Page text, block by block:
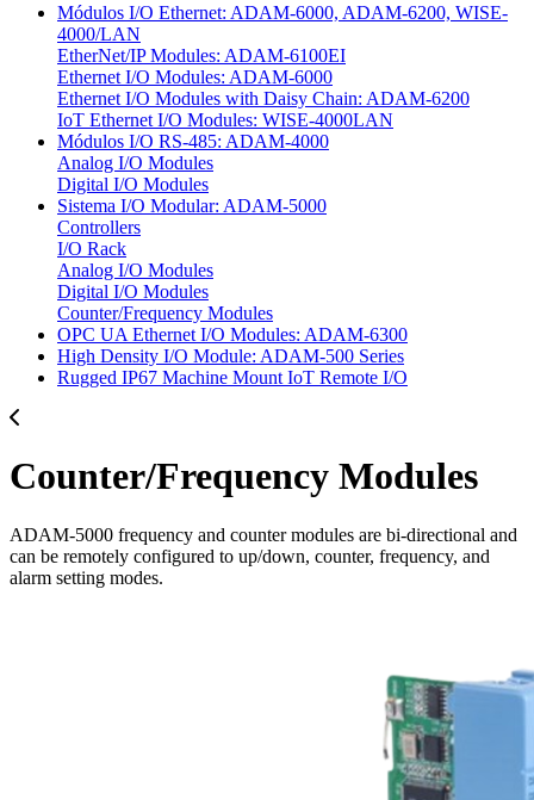
Módulos I/O Ethernet: ADAM-6000, ADAM-6200, WISE-
4000/LAN
EtherNet/IP Modules: ADAM-6100EI
Ethernet I/O Modules: ADAM-6000
Ethernet I/O Modules with Daisy Chain: ADAM-6200
IoT Ethernet I/O Modules: WISE-4000LAN
Módulos I/O RS-485: ADAM-4000
Analog I/O Modules
Digital I/O Modules
Sistema I/O Modular: ADAM-5000
Controllers
I/O Rack
Analog I/O Modules
Digital I/O Modules
Counter/Frequency Modules
OPC UA Ethernet I/O Modules: ADAM-6300
High Density I/O Module: ADAM-500 Series
Rugged IP67 Machine Mount IoT Remote I/O
Counter/Frequency Modules
ADAM-5000 frequency and counter modules are bi-directional and
can be remotely configured to up/down, counter, frequency, and
alarm setting modes.